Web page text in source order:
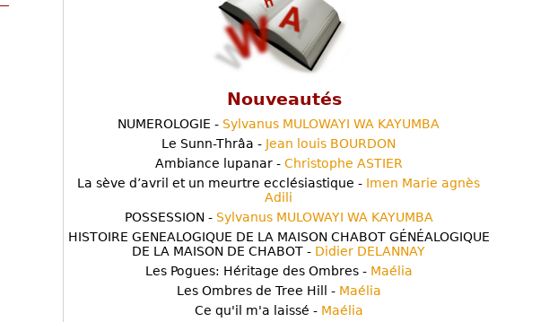
Nouveautés
NUMEROLOGIE - Sylvanus MULOWAYI WA KAYUMBA
Le Sunn-Thrâa - Jean louis BOURDON
Ambiance lupanar - Christophe ASTIER
La sève d’avril et un meurtre ecclésiastique - Imen Marie agnès
Adili
POSSESSION - Sylvanus MULOWAYI WA KAYUMBA
HISTOIRE GENEALOGIQUE DE LA MAISON CHABOT GÉNÉALOGIQUE
DE LA MAISON DE CHABOT - Didier DELANNAY
Les Pogues: Héritage des Ombres - Maélia
Les Ombres de Tree Hill - Maélia
Ce qu'il m'a laissé - Maélia